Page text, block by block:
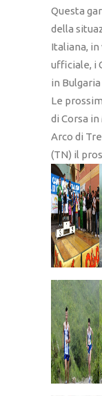
Questa
della
Italiana,
ufficiale, i
in
Le
di Corsa
Arco di
(TN) il